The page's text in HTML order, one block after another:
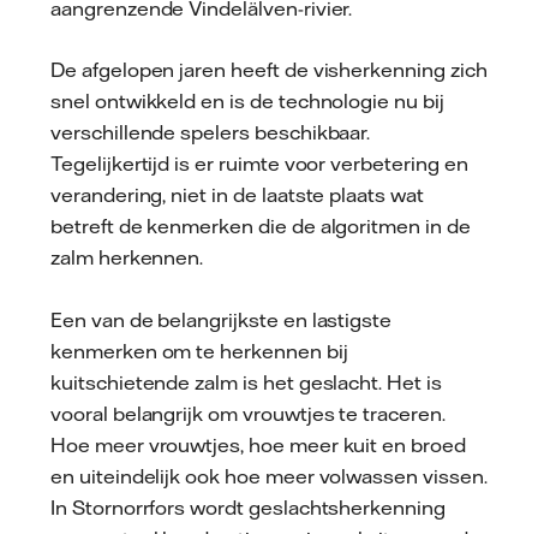
aangrenzende Vindelälven-rivier.
De afgelopen jaren heeft de visherkenning zich
snel ontwikkeld en is de technologie nu bij
verschillende spelers beschikbaar.
Tegelijkertijd is er ruimte voor verbetering en
verandering, niet in de laatste plaats wat
betreft de kenmerken die de algoritmen in de
zalm herkennen.
Een van de belangrijkste en lastigste
kenmerken om te herkennen bij
kuitschietende zalm is het geslacht. Het is
vooral belangrijk om vrouwtjes te traceren.
Hoe meer vrouwtjes, hoe meer kuit en broed
en uiteindelijk ook hoe meer volwassen vissen.
In Stornorrfors wordt geslachtsherkenning